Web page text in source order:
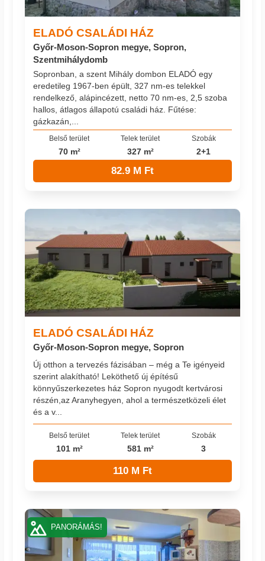
ELADÓ CSALÁDI HÁZ
Győr-Moson-Sopron megye, Sopron,
Szentmihálydomb
Sopronban, a szent Mihály dombon ELADÓ egy
eredetileg 1967-ben épült, 327 nm-es telekkel
rendelkező, alápincézett, netto 70 nm-es, 2,5 szoba
hallos, átlagos állapotú családi ház. Fűtése:
gázkazán,...
Belső terület
70 m²
Telek terület
327 m²
Szobák
2+1
82.9 M Ft
ELADÓ CSALÁDI HÁZ
Győr-Moson-Sopron megye, Sopron
Új otthon a tervezés fázisában – még a Te igényeid
szerint alakítható! Leköthető új építésű
könnyűszerkezetes ház Sopron nyugodt kertvárosi
részén,az Aranyhegyen, ahol a természetközeli élet
és a v...
Belső terület
101 m²
Telek terület
581 m²
Szobák
3
110 M Ft
PANORÁMÁS!